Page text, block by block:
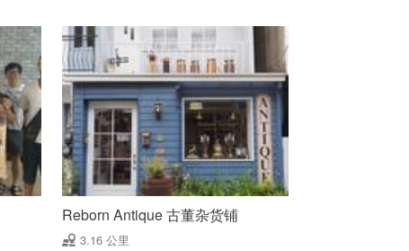
Reborn Antique 古董杂货铺
3.16 公里